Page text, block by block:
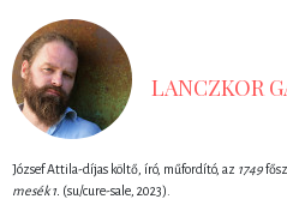
LANCZKOR
József Attila-díjas költő, író, műfordító, az 1749
mesék 1. (su/cure-sale, 2023).